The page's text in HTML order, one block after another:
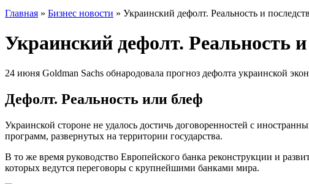
Главная » Бизнес новости » Украинский дефолт. Реальность и
Украинский дефолт. Реальность
24 июня Goldman Sachs обнародовала прогноз дефолта украинской
Дефолт. Реальность или блеф
Украинской стороне не удалось достичь договоренностей с
программ, развернутых на территории государства.
В то же время руководство Европейского банка реконструкции и
которых ведутся переговоры с крупнейшими банками мира.